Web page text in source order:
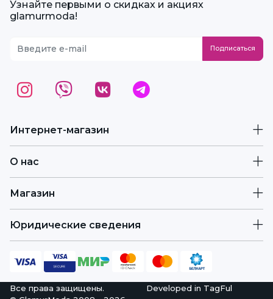
Интернет-магазин
О нас
Магазин
Юридические сведения
Узнайте первыми о скидках и акциях
glamurmoda!
Все права защищены.
Developed in TagFul